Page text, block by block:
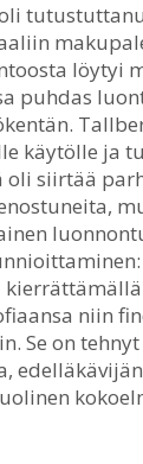
löytyi
puhdas
käytölle ja
oli siirtää
niin
Se on